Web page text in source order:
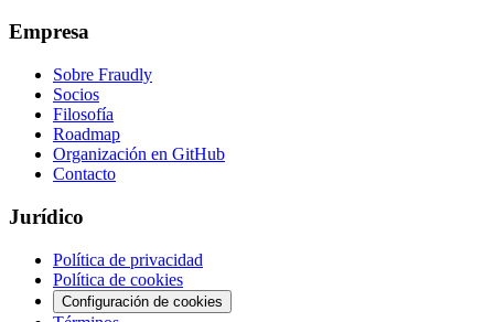
Empresa
Sobre Fraudly
Socios
Filosofía
Roadmap
Organización en GitHub
Contacto
Jurídico
Política de privacidad
Política de cookies
Configuración de cookies